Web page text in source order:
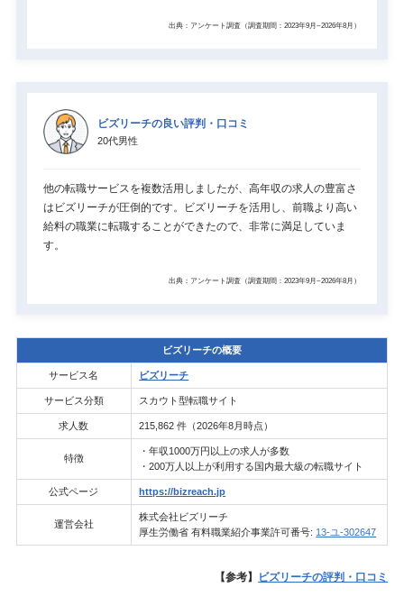
出典：アンケート調査（調査期間：2023年9月~2026年8月）
ビズリーチの良い評判・口コミ
20代男性
他の転職サービスを複数活用しましたが、高年収の求人の豊富さ
はビズリーチが圧倒的です。ビズリーチを活用し、前職より高い
給料の職業に転職することができたので、非常に満足していま
す。
出典：アンケート調査（調査期間：2023年9月~2026年8月）
ビズリーチの概要
サービス名 ビズリーチ
サービス分類 スカウト型転職サイト
求人数 215,862 件（2026年8月時点）
特徴
・年収1000万円以上の求人が多数
・200万人以上が利用する国内最大級の転職サイト
公式ページ https://bizreach.jp
運営会社
株式会社ビズリーチ
厚生労働省 有料職業紹介事業許可番号: 13-ユ-302647
【参考】 ビズリーチの評判・口コミ